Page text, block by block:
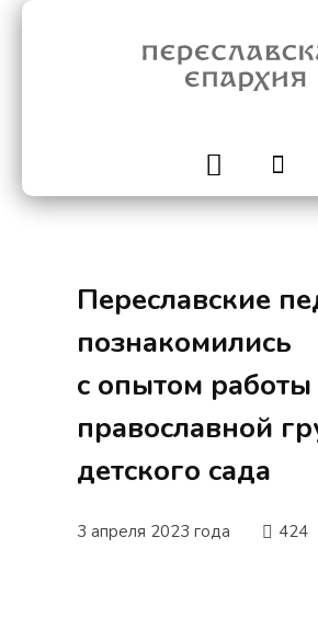
Переславские
познакомились
с опытом работы
православной
детского сада
3 апреля 2023 года 424